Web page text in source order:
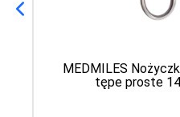
MEDMILES
tępe proste